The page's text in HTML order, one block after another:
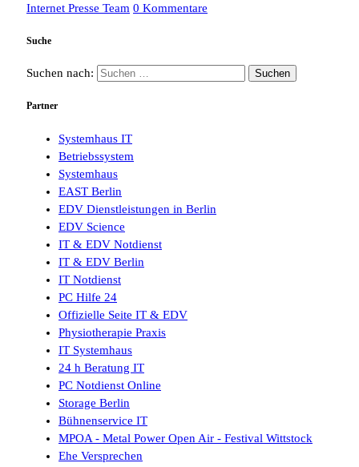
Internet Presse Team 0 Kommentare
Suche
Suchen nach:
Partner
Systemhaus IT
Betriebssystem
Systemhaus
EAST Berlin
EDV Dienstleistungen in Berlin
EDV Science
IT & EDV Notdienst
IT & EDV Berlin
IT Notdienst
PC Hilfe 24
Offizielle Seite IT & EDV
Physiotherapie Praxis
IT Systemhaus
24 h Beratung IT
PC Notdienst Online
Storage Berlin
Bühnenservice IT
MPOA - Metal Power Open Air - Festival Wittstock
Ehe Versprechen